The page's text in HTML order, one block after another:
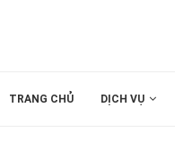
TRANG CHỦ DỊCH VỤ